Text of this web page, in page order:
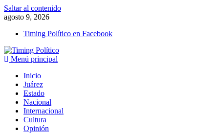
Saltar al contenido
agosto 9, 2026
Timing Político en Facebook
Menú principal
Inicio
Juárez
Estado
Nacional
Internacional
Cultura
Opinión